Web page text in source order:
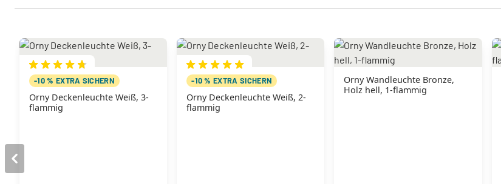
-10 % EXTRA SICHERN
Orny Deckenleuchte Weiß, 3-
flammig
-10 % EXTRA SICHERN
Orny Deckenleuchte Weiß, 2-
flammig
Orny Wandleuchte Bronze,
Holz hell, 1-flammig